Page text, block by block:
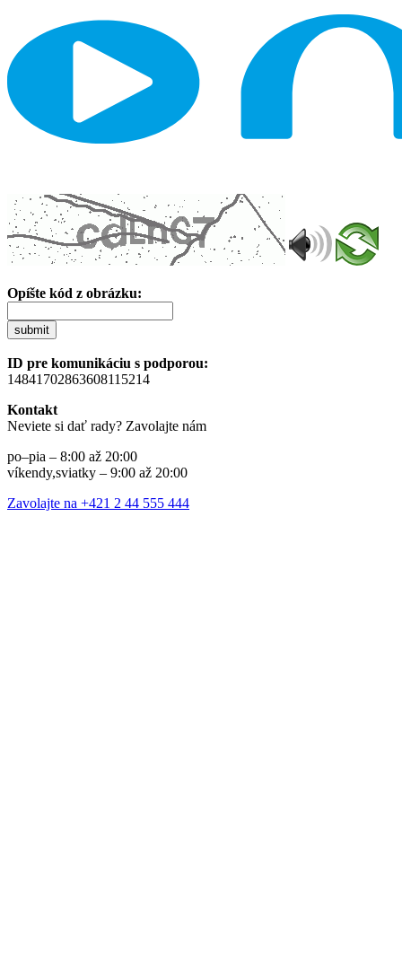
Opíšte kód z obrázku:
submit
ID pre komunikáciu s podporou:
14841702863608115214
Kontakt
Neviete si dať rady? Zavolajte nám
po–pia – 8:00 až 20:00
víkendy,sviatky – 9:00 až 20:00
Zavolajte na +421 2 44 555 444